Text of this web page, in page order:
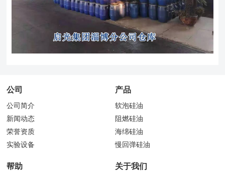
公司
公司简介
新闻动态
荣誉资质
实验设备
产品
软泡硅油
阻燃硅油
海绵硅油
慢回弹硅油
帮助 关于我们